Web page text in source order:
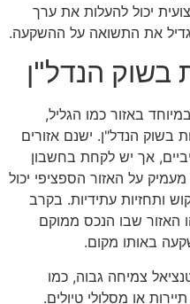
יכול להעלות את ערך
את התשואה על ההשקעה.
בשוק הנדל"ן
באזור כמו הגליל,
בשוק הנדל"ן. ישנם אזורים
אך יש לקחת בחשבון
על האזור הספציפי יכול
ותחזיות עתידיות. בקרב
האזור שבו הנכס ממוקם
באותו מקום.
צמיחה גבוה, כמו
או מסלולי טיולים.